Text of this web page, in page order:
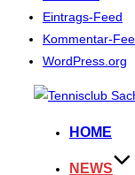
Eintrags-Feed
Kommentar-
WordPress.org
HOME
NEWS